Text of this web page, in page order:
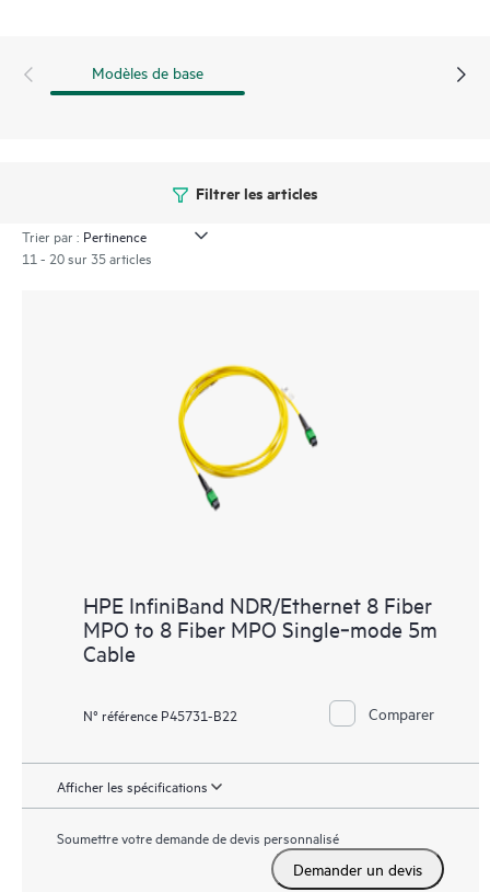
Modèles de base
Filtrer les articles
Trier par :
11 - 20 sur 35 articles
HPE InfiniBand NDR/Ethernet 8 Fiber
MPO to 8 Fiber MPO Single‑mode 5m
Cable
N° référence P45731-B22 Comparer
Afficher les spécifications
Soumettre votre demande de devis personnalisé
Demander un devis